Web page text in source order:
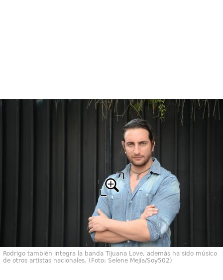
Rodrigo también integra la banda Tijuana Love, además ha sido músico
de otros artistas nacionales. (Foto: Selene Mejía/Soy502)